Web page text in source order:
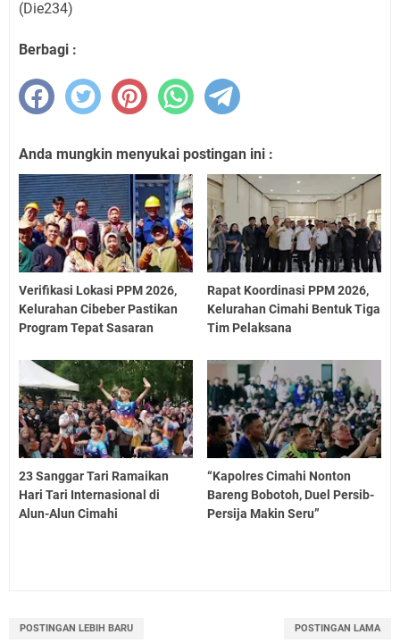
(Die234)
Berbagi :
Anda mungkin menyukai postingan ini :
Verifikasi Lokasi PPM 2026,
Kelurahan Cibeber Pastikan
Program Tepat Sasaran
Rapat Koordinasi PPM 2026,
Kelurahan Cimahi Bentuk Tiga
Tim Pelaksana
23 Sanggar Tari Ramaikan
Hari Tari Internasional di
Alun-Alun Cimahi
“Kapolres Cimahi Nonton
Bareng Bobotoh, Duel Persib-
Persija Makin Seru”
POSTINGAN LEBIH BARU POSTINGAN LAMA